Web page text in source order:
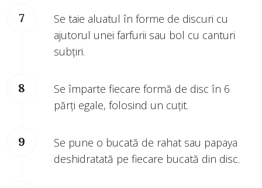
Se taie aluatul în forme de discuri cu
ajutorul unei farfurii sau bol cu canturi
subțiri.
Se împarte fiecare formă de disc în 6
părți egale, folosind un cuțit.
Se pune o bucată de rahat sau papaya
deshidratată pe fiecare bucată din disc.